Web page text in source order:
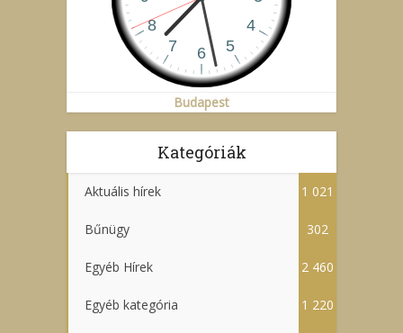
Budapest
Kategóriák
Aktuális hírek 1 021
Bűnügy 302
Egyéb Hírek 2 460
Egyéb kategória 1 220